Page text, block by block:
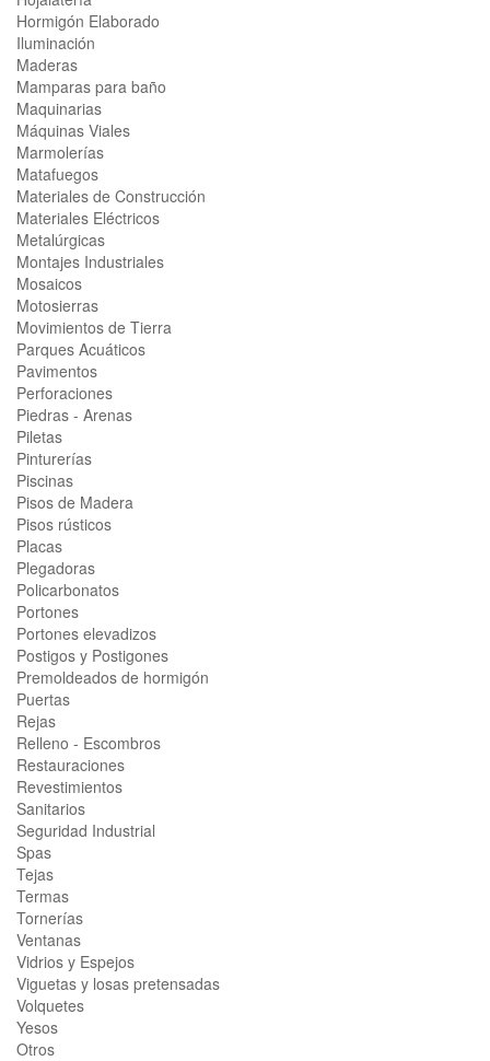
Hormigón Elaborado
Iluminación
Maderas
Mamparas para baño
Maquinarias
Máquinas Viales
Marmolerías
Matafuegos
Materiales de Construcción
Materiales Eléctricos
Metalúrgicas
Montajes Industriales
Mosaicos
Motosierras
Movimientos de Tierra
Parques Acuáticos
Pavimentos
Perforaciones
Piedras - Arenas
Piletas
Pinturerías
Piscinas
Pisos de Madera
Pisos rústicos
Placas
Plegadoras
Policarbonatos
Portones
Portones elevadizos
Postigos y Postigones
Premoldeados de hormigón
Puertas
Rejas
Relleno - Escombros
Restauraciones
Revestimientos
Sanitarios
Seguridad Industrial
Spas
Tejas
Termas
Tornerías
Ventanas
Vidrios y Espejos
Viguetas y losas pretensadas
Volquetes
Yesos
Otros